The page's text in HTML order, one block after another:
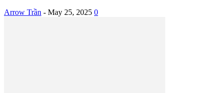
Arrow Trần - May 25, 2025 0